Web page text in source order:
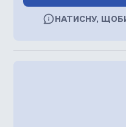
НАТИСНУ,